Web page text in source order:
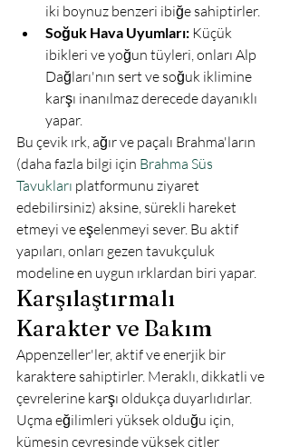
iki boynuz benzeri ibiğe sahiptirler.
Soğuk Hava Uyumları: Küçük
ibikleri ve yoğun tüyleri, onları Alp
Dağları'nın sert ve soğuk iklimine
karşı inanılmaz derecede dayanıklı
yapar.
Bu çevik ırk, ağır ve paçalı Brahma'ların
(daha fazla bilgi için Brahma Süs
Tavukları platformunu ziyaret
edebilirsiniz) aksine, sürekli hareket
etmeyi ve eşelenmeyi sever. Bu aktif
yapıları, onları gezen tavukçuluk
modeline en uygun ırklardan biri yapar.
Karşılaştırmalı
Karakter ve Bakım
Appenzeller'ler, aktif ve enerjik bir
karaktere sahiptirler. Meraklı, dikkatli ve
çevrelerine karşı oldukça duyarlıdırlar.
Uçma eğilimleri yüksek olduğu için,
kümesin çevresinde yüksek çitler